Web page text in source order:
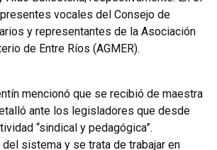
vocales del Consejo de
y representantes de la Asociación
de Entre Ríos (AGMER).
mencionó que se recibió de maestra
ante los legisladores que desde
“sindical y pedagógica”.
del sistema y se trata de trabajar en